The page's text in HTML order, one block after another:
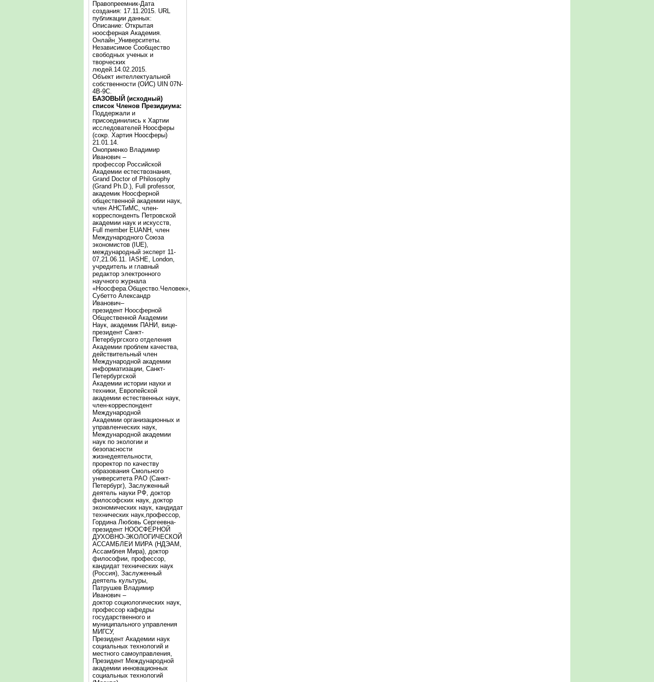
Правопреемник-Дата
создания: 17.11.2015. URL
публикации данных:
Описание: Открытая
ноосферная Академия.
Онлайн_Университеты.
Независимое Сообщество
свободных ученых и
творческих
людей.14.02.2015.
Объект интеллектуальной
собственности (ОИС) UIN 07N-
4B-9C.
БАЗОВЫЙ (исходный)
список Членов Президиума:
Поддержали и
присоединились к Хартии
исследователей Ноосферы
(сокр. Хартия Ноосферы)
21.01.14.
Оноприенко Владимир
Иванович –
профессор Российской
Академии естествознания,
Grand Doctor of Philosophy
(Grand Ph.D.), Full professor,
академик Ноосферной
общественной академии наук,
член АНСТиМС, член-
корреспонденть Петровской
академии наук и искусств,
Full member EUANH, член
Международного Союза
экономистов (IUE),
международный эксперт 11-
07,21.06.11. IASHE, London,
учредитель и главный
редактор электронного
научного журнала
«Ноосфера.Общество.Человек»,
Субетто Александр
Иванович–
президент Ноосферной
Общественной Академии
Наук, академик ПАНИ, вице-
президент Санкт-
Петербургского отделения
Академии проблем качества,
действительный член
Международной академии
информатизации, Санкт-
Петербургской
Академии истории науки и
техники, Европейской
академии естественных наук,
член-корреспондент
Международной
Академии организационных и
управленческих наук,
Международной академии
наук по экологии и
безопасности
жизнедеятельности,
проректор по качеству
образования Смольного
университета РАО (Санкт-
Петербург), Заслуженный
деятель науки РФ, доктор
философских наук, доктор
экономических наук, кандидат
технических наук,профессор,
Гордина Любовь Сергеевна-
президент НООСФЕРНОЙ
ДУХОВНО-ЭКОЛОГИЧЕСКОЙ
АССАМБЛЕИ МИРА (НДЭАМ,
Ассамблея Мира), доктор
философии, профессор,
кандидат технических наук
(Россия), Заслуженный
деятель культуры,
Патрушев Владимир
Иванович –
доктор социологических наук,
профессор кафедры
государственного и
муниципального управления
МИГСУ,
Президент Академии наук
социальных технологий и
местного самоуправления,
Президент Международной
академии инновационных
социальных технологий